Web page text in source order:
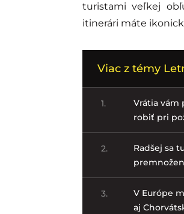
turistami veľkej
itinerári máte
Viac z témy
1.
Vrátia vám
robiť pri
2.
Radšej sa
3.
V Európe
aj